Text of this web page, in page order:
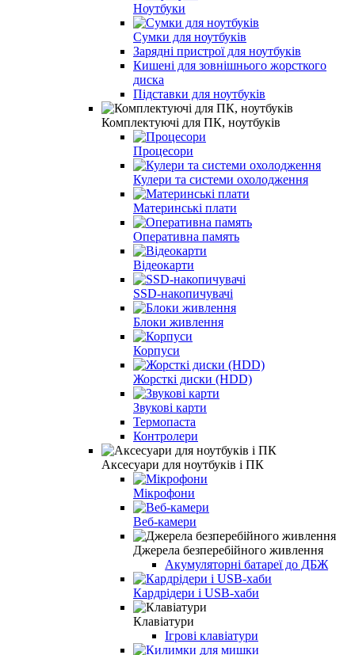
Ноутбуки
Сумки для ноутбуків
Зарядні пристрої для ноутбуків
Кишені для зовнішнього жорсткого
диска
Підставки для ноутбуків
Комплектуючі для ПК, ноутбуків
Процесори
Кулери та системи охолодження
Материнські плати
Оперативна память
Відеокарти
SSD-накопичувачі
Блоки живлення
Корпуси
Жорсткі диски (HDD)
Звукові карти
Термопаста
Контролери
Аксесуари для ноутбуків і ПК
Мікрофони
Веб-камери
Джерела безперебійного живлення
Акумуляторні батареї до ДБЖ
Кардрідери і USB-хаби
Клавіатури
Ігрові клавіатури